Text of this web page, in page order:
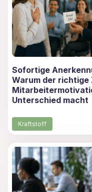
Sofortige
Warum der
Unterschied macht
Kraftstoff